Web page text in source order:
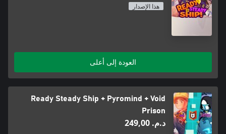
هذا الإصدار
العودة إلى أعلى
Ready Steady Ship + Pyromind + Void
Prison
د.م.‏ 249,00